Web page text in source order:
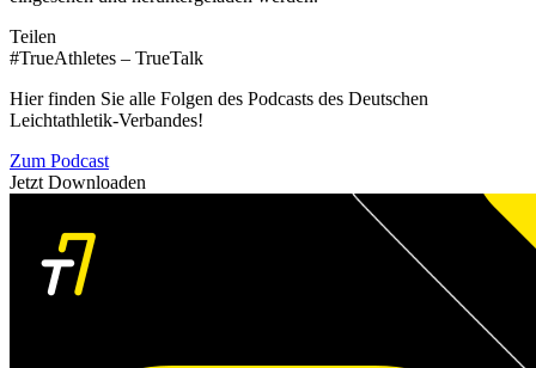
Teilen
#TrueAthletes – TrueTalk
Hier finden Sie alle Folgen des Podcasts des Deutschen
Leichtathletik-Verbandes!
Zum Podcast
Jetzt Downloaden